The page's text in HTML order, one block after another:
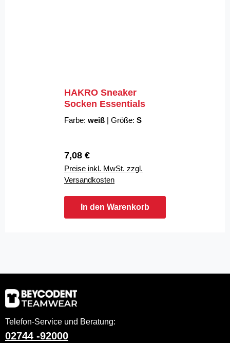
HAKRO Sneaker
Socken Essentials
Farbe: weiß | Größe: S
Regulärer Preis:
7,08 €
Preise inkl. MwSt. zzgl.
Versandkosten
In den Warenkorb
Telefon-Service und Beratung:
02744 -92000